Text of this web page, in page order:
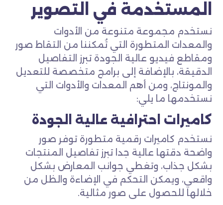
المستخدمة في التصوير
نستخدم مجموعة متنوعة من الأدوات
والمعدات المتطورة التي تُمكننا من التقاط صور
ومقاطع فيديو عالية الجودة تبرز التفاصيل
الدقيقة، بالإضافة إلى برامج متخصصة للتعديل
والمونتاج، ومن أهم المعدات والأدوات التي
نستخدمها ما يلي:
كاميرات احترافية عالية الجودة
نستخدم كاميرات رقمية متطورة توفر صور
واضحة دقتها عالية جدا تبرز تفاصيل المنتجات
بشكل جذاب، وتغطي جوانب المعارض بشكل
واقعي، ويمكن التحكم في الإضاءة والظل من
خلالها للحصول على صور مثالية.